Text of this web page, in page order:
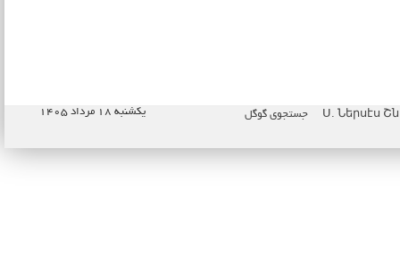
جستجوی گوگل یکشنبه ۱۸ مرداد ۱۴۰۵